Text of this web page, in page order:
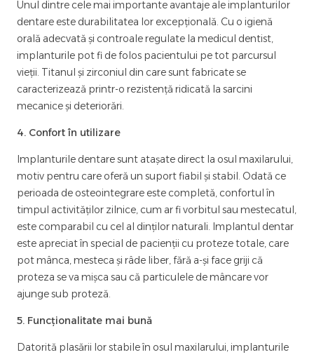
Unul dintre cele mai importante avantaje ale implanturilor
dentare este durabilitatea lor excepțională. Cu o igienă
orală adecvată și controale regulate la medicul dentist,
implanturile pot fi de folos pacientului pe tot parcursul
vieții. Titanul și zirconiul din care sunt fabricate se
caracterizează printr-o rezistență ridicată la sarcini
mecanice și deteriorări.
4. Confort în utilizare
Implanturile dentare sunt atașate direct la osul maxilarului,
motiv pentru care oferă un suport fiabil și stabil. Odată ce
perioada de osteointegrare este completă, confortul în
timpul activităților zilnice, cum ar fi vorbitul sau mestecatul,
este comparabil cu cel al dinților naturali. Implantul dentar
este apreciat în special de pacienții cu proteze totale, care
pot mânca, mesteca și râde liber, fără a-și face griji că
proteza se va mișca sau că particulele de mâncare vor
ajunge sub proteză.
5. Funcționalitate mai bună
Datorită plasării lor stabile în osul maxilarului, implanturile